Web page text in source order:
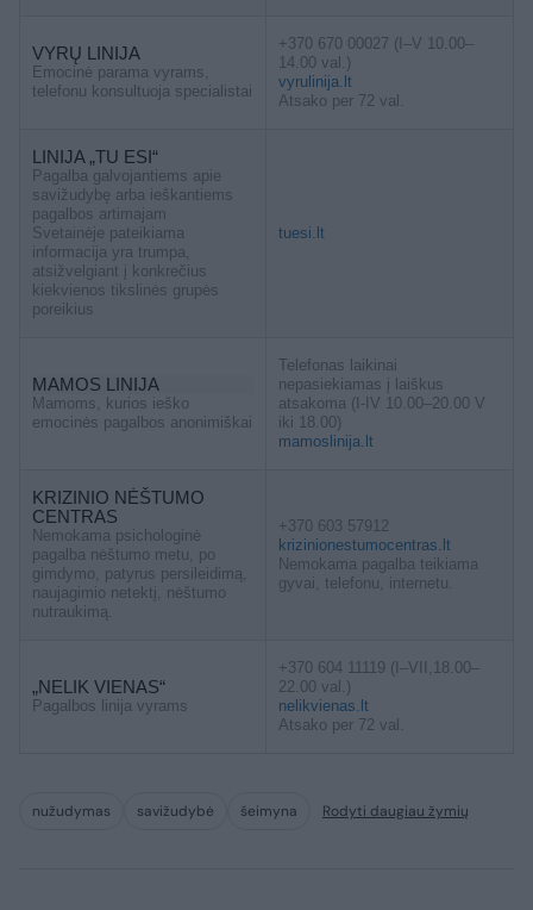
VYRŲ LINIJA
Emocinė parama vyrams,
telefonu konsultuoja specialistai
+370 670 00027 (I–V 10.00–
14.00 val.)
vyrulinija.lt
Atsako per 72 val.
LINIJA „TU ESI“
Pagalba galvojantiems apie
savižudybę arba ieškantiems
pagalbos artimajam
Svetainėje pateikiama
informacija yra trumpa,
atsižvelgiant į konkrečius
kiekvienos tikslinės grupės
poreikius
tuesi.lt
MAMOS LINIJA
Mamoms, kurios ieško
emocinės pagalbos anonimiškai
Telefonas laikinai
nepasiekiamas į laiškus
atsakoma (I-IV 10.00–20.00 V
iki 18.00)
mamoslinija.lt
KRIZINIO NĖŠTUMO
CENTRAS
Nemokama psichologinė
pagalba nėštumo metu, po
gimdymo, patyrus persileidimą,
naujagimio netektį, nėštumo
nutraukimą.
+370 603 57912
krizinionestumocentras.lt
Nemokama pagalba teikiama
gyvai, telefonu, internetu.
„NELIK VIENAS“
Pagalbos linija vyrams
+370 604 11119 (I–VII,18.00–
22.00 val.)
nelikvienas.lt
Atsako per 72 val.
nužudymas savižudybė šeimyna Rodyti daugiau žymių